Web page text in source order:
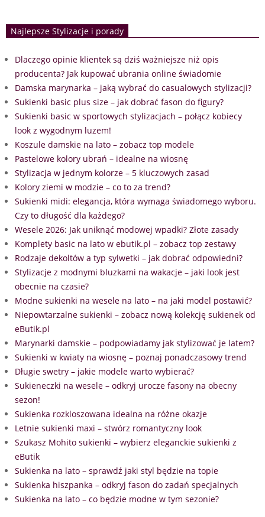
Najlepsze Stylizacje i porady
Dlaczego opinie klientek są dziś ważniejsze niż opis
producenta? Jak kupować ubrania online świadomie
Damska marynarka – jaką wybrać do casualowych stylizacji?
Sukienki basic plus size – jak dobrać fason do figury?
Sukienki basic w sportowych stylizacjach – połącz kobiecy
look z wygodnym luzem!
Koszule damskie na lato – zobacz top modele
Pastelowe kolory ubrań – idealne na wiosnę
Stylizacja w jednym kolorze – 5 kluczowych zasad
Kolory ziemi w modzie – co to za trend?
Sukienki midi: elegancja, która wymaga świadomego wyboru.
Czy to długość dla każdego?
Wesele 2026: Jak uniknąć modowej wpadki? Złote zasady
Komplety basic na lato w ebutik.pl – zobacz top zestawy
Rodzaje dekoltów a typ sylwetki – jak dobrać odpowiedni?
Stylizacje z modnymi bluzkami na wakacje – jaki look jest
obecnie na czasie?
Modne sukienki na wesele na lato – na jaki model postawić?
Niepowtarzalne sukienki – zobacz nową kolekcję sukienek od
eButik.pl
Marynarki damskie – podpowiadamy jak stylizować je latem?
Sukienki w kwiaty na wiosnę – poznaj ponadczasowy trend
Długie swetry – jakie modele warto wybierać?
Sukieneczki na wesele – odkryj urocze fasony na obecny
sezon!
Sukienka rozkloszowana idealna na różne okazje
Letnie sukienki maxi – stwórz romantyczny look
Szukasz Mohito sukienki – wybierz eleganckie sukienki z
eButik
Sukienka na lato – sprawdź jaki styl będzie na topie
Sukienka hiszpanka – odkryj fason do zadań specjalnych
Sukienka na lato – co będzie modne w tym sezonie?